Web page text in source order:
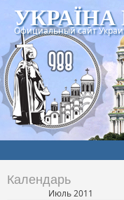
Официальный сайт
Календарь
Июль 2011